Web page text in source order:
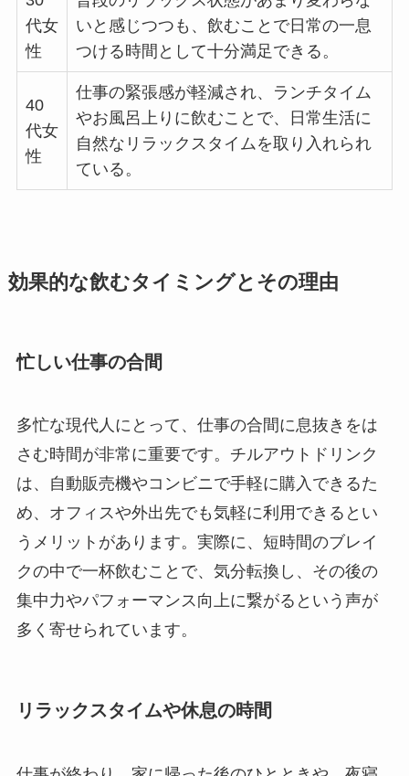
代女
性
いと感じつつも、飲むことで日常の一息
つける時間として十分満足できる。
40
代女
性
仕事の緊張感が軽減され、ランチタイム
やお風呂上りに飲むことで、日常生活に
自然なリラックスタイムを取り入れられ
ている。
効果的な飲むタイミングとその理由
忙しい仕事の合間
多忙な現代人にとって、仕事の合間に息抜きをは
さむ時間が非常に重要です。チルアウトドリンク
は、自動販売機やコンビニで手軽に購入できるた
め、オフィスや外出先でも気軽に利用できるとい
うメリットがあります。実際に、短時間のブレイ
クの中で一杯飲むことで、気分転換し、その後の
集中力やパフォーマンス向上に繋がるという声が
多く寄せられています。
リラックスタイムや休息の時間